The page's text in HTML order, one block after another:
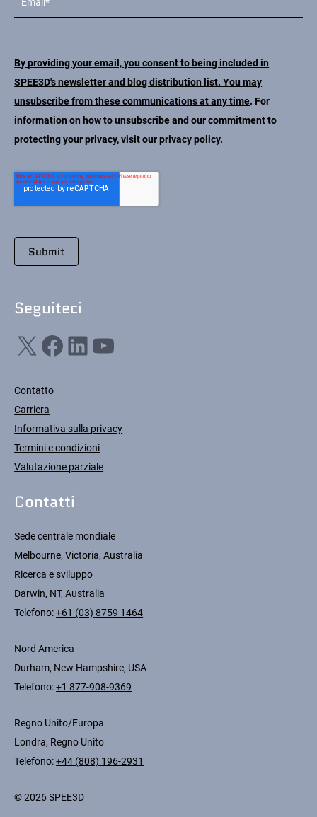
By providing your email, you consent to being included in
SPEE3D's newsletter and blog distribution list. You may
unsubscribe from these communications at any time. For
information on how to unsubscribe and our commitment to
protecting your privacy, visit ourprivacy policy.
Seguiteci
X Facebook LinkedIn YouTube
Contatto
Carriera
Informativa sulla privacy
Termini e condizioni
Valutazione parziale
Contatti
Sede centrale mondiale
Melbourne, Victoria, Australia
Ricerca e sviluppo
Darwin, NT, Australia
Telefono:+61 (03) 8759 1464
Nord America
Durham, New Hampshire, USA
Telefono:+1 877-908-9369
Regno Unito/Europa
Londra, Regno Unito
Telefono:+44 (808) 196-2931
© 2026 SPEE3D